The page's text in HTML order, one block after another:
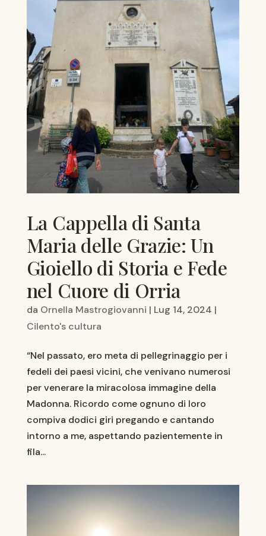
La Cappella di Santa
Maria delle Grazie: Un
Gioiello di Storia e Fede
nel Cuore di Orria
da Ornella Mastrogiovanni | Lug 14, 2024 |
Cilento's cultura
“Nel passato, ero meta di pellegrinaggio per i
fedeli dei paesi vicini, che venivano numerosi
per venerare la miracolosa immagine della
Madonna. Ricordo come ognuno di loro
compiva dodici giri pregando e cantando
intorno a me, aspettando pazientemente in
fila...